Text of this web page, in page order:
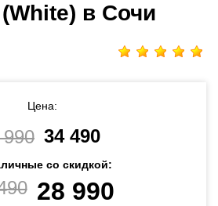
в Сочи
Цена:
34 490
со скидкой:
28 990